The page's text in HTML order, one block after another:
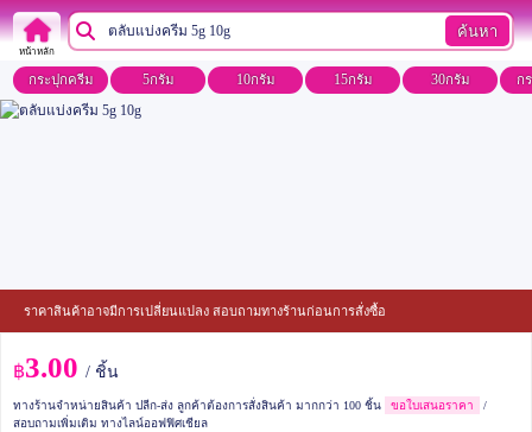
หน้าหลัก
ค้นหา
กระปุกครีม 5กรัม 10กรัม 15กรัม 30กรัม ก
ราคาสินค้าอาจมีการเปลี่ยนแปลง สอบถามทางร้านก่อนการสั่งซื้อ
฿3.00 / ชิ้น
ทางร้านจำหน่ายสินค้า ปลีก-ส่ง ลูกค้าต้องการสั่งสินค้า มากกว่า 100 ชิ้น ขอใบเสนอราคา
/
สอบถามเพิ่มเติม ทางไลน์ออฟฟิศเชียล